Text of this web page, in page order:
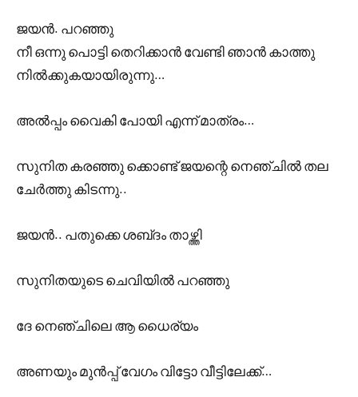
ജയൻ. പറഞ്ഞു
നീ ഒന്നു പൊട്ടി തെറിക്കാൻ വേണ്ടി ഞാൻ കാത്തു
നിൽക്കുകയായിരുന്നു…
അൽപ്പം വൈകി പോയി എന്ന് മാത്രം…
സുനിത കരഞ്ഞു ക്കൊണ്ട് ജയന്റെ നെഞ്ചിൽ തല
ചേർത്തു കിടന്നു..
ജയൻ.. പതുക്കെ ശബ്‌ദം താഴ്ത്തി
സുനിതയുടെ ചെവിയിൽ പറഞ്ഞു
ദേ നെഞ്ചിലെ ആ ധൈര്യം
അണയും മുൻപ്പ് വേഗം വിട്ടോ വീട്ടിലേക്ക്…